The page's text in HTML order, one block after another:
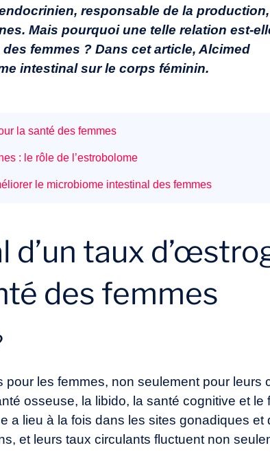
responsable de la
Mais pourquoi une telle relation est-
femmes ? Dans cet article, Alcimed
intestinal sur le corps féminin.
la santé des femmes
: le rôle de l’estrobolome
le microbiome intestinal des femmes
d’un taux
des femmes
les femmes, non seulement pour leurs
osseuse, la libido, la santé cognitive et le
a lieu à la fois dans les sites gonadiques et
et leurs taux circulants fluctuent non